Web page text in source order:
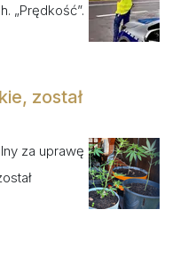
„Prędkość”.
został
za uprawę